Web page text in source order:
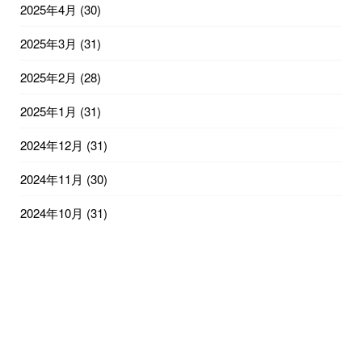
2025年4月 (30)
2025年3月 (31)
2025年2月 (28)
2025年1月 (31)
2024年12月 (31)
2024年11月 (30)
2024年10月 (31)